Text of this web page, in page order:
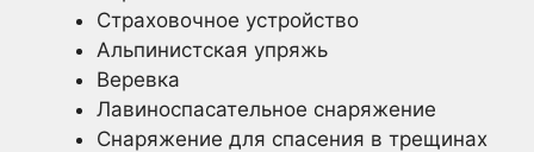
Страховочное устройство
Альпинистская упряжь
Веревка
Лавиноспасательное снаряжение
Снаряжение для спасения в трещинах